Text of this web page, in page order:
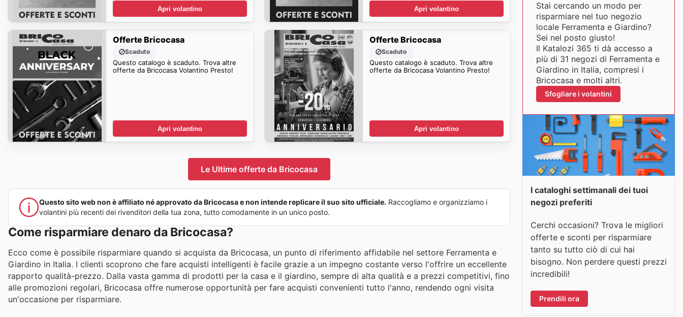
Apri volantino Apri volantino
Offerte Bricocasa
Scaduto
Questo catalogo è scaduto. Trova altre
offerte da Bricocasa Volantino Presto!
Apri volantino
Offerte Bricocasa
Scaduto
Questo catalogo è scaduto. Trova altre
offerte da Bricocasa Volantino Presto!
Apri volantino
Le Ultime offerte da Bricocasa
Questo sito web non è affiliato né approvato da Bricocasa e non intende replicare il suo sito ufficiale. Raccogliamo e organizziamo i
volantini più recenti dei rivenditori della tua zona, tutto comodamente in un unico posto.
Come risparmiare denaro da Bricocasa?
Ecco come è possibile risparmiare quando si acquista da Bricocasa, un punto di riferimento affidabile nel settore Ferramenta e
Giardino in Italia. I clienti scoprono che fare acquisti intelligenti è facile grazie a un impegno costante verso l'offrire un eccellente
rapporto qualità-prezzo. Dalla vasta gamma di prodotti per la casa e il giardino, sempre di alta qualità e a prezzi competitivi, fino
alle promozioni regolari, Bricocasa offre numerose opportunità per fare acquisti convenienti tutto l'anno, rendendo ogni visita
un'occasione per risparmiare.
Stai cercando un modo per
risparmiare nel tuo negozio
locale Ferramenta e Giardino?
Sei nel posto giusto!
Il Katalozi 365 ti dà accesso a
più di 31 negozi di Ferramenta e
Giardino in Italia, compresi i
Bricocasa e molti altri.
Sfogliare i volantini
I cataloghi settimanali dei tuoi
negozi preferiti
Cerchi occasioni? Trova le migliori
offerte e sconti per risparmiare
tanto su tutto ciò di cui hai
bisogno. Non perdere questi prezzi
incredibili!
Prendili ora